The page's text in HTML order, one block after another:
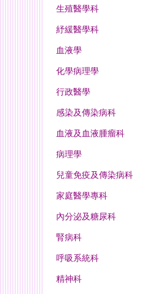
生殖醫學科
紓緩醫學科
血液學
化學病理學
行政醫學
感染及傳染病科
血液及血液腫瘤科
病理學
兒童免疫及傳染病科
家庭醫學專科
內分泌及糖尿科
腎病科
呼吸系統科
精神科